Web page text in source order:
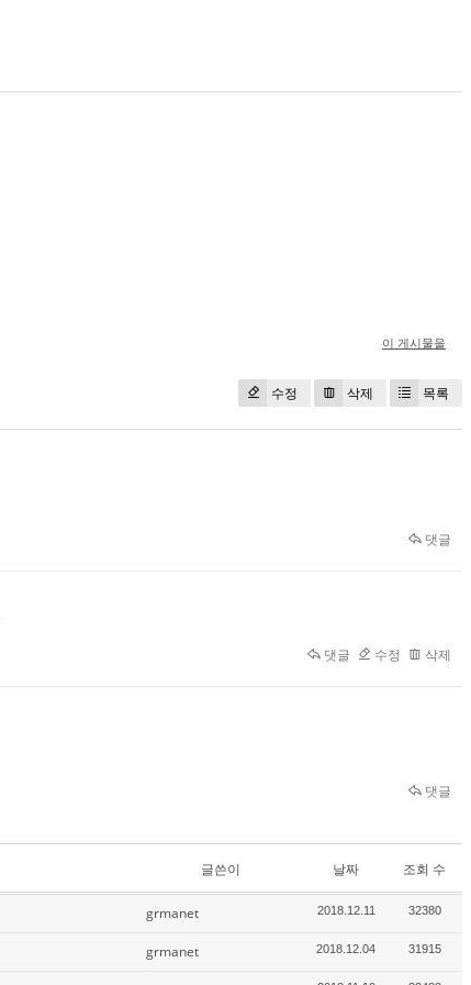
이 게시물을
수정 삭제 목록
댓글
댓글 수정 삭제
댓글
글쓴이 날짜 조회 수
grmanet 2018.12.11 32380
grmanet 2018.12.04 31915